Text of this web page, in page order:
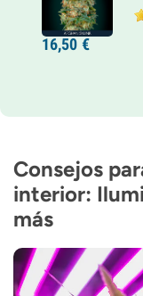
Genética
Indica/
Periodo De
17%
Tipo de
16,50 €
Consejos
interior:
más